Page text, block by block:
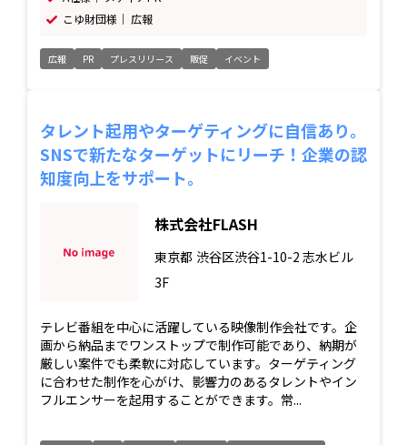
こゆ財団様｜ 広報
広報 PR プレスリリース 販促 イベント
タレント起用やターゲティングに自信あり。
SNSで新たなターゲットにリーチ！企業の認
知度向上をサポート。
株式会社FLASH
東京都 渋谷区渋谷1-10-2 志水ビル
3F
テレビ番組を中心に活躍している映像制作会社です。企
画から納品までワンストップで制作可能であり、納期が
厳しい案件でも柔軟に対応しています。ターゲティング
に合わせた制作を心がけ、影響力のあるタレントやイン
フルエンサーを起用することができます。常...